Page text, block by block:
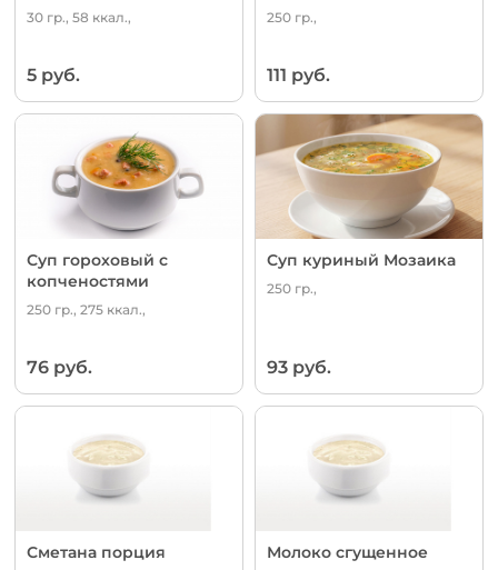
30 гр., 58 ккал.,
5 руб.
250 гр.,
111 руб.
Суп гороховый с
копченостями
250 гр., 275 ккал.,
76 руб.
Суп куриный Мозаика
250 гр.,
93 руб.
Сметана порция Молоко сгущенное